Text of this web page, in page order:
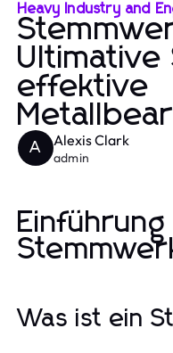
Heavy Industry and
effektive
A Alexis Clark
admin
Was ist ein